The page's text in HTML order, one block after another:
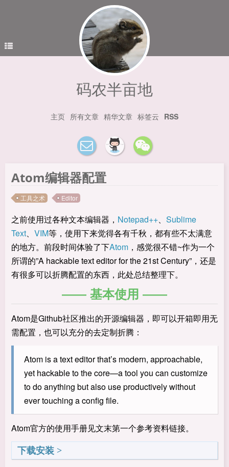
码农半亩地
主页 所有文章 精华文章 标签云 RSS
Atom编辑器配置
工具之术 Editor
之前使用过各种文本编辑器， Notepad++
Sublime
Text
VIM等，使用下来觉得各有千秋，都有些不太满意
的地方。前段时间体验了下Atom ，感觉很不错~作为一个
所谓的”A hackable text editor for the 21st Century”，还是
有很多可以折腾配置的东西，此处总结整理下。
基本使用
Atom是Github社区推出的开源编辑器，即可以开箱即用无
需配置，也可以充分的去定制折腾：
Atom is a text editor that’s modern, approachable,
yet hackable to the core—a tool you can customize
to do anything but also use productively without
ever touching a config file.
Atom官方的使用手册见文末第一个参考资料链接。
下载安装